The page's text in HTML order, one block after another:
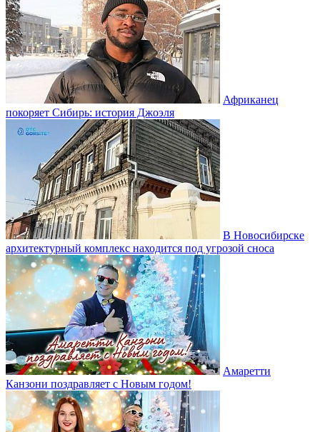
Африканец
покоряет Сибирь: история Джоэля
В Новосибирске
архитектурный комплекс находится под угрозой сноса
Амаретти
Канзони поздравляет с Новым годом!